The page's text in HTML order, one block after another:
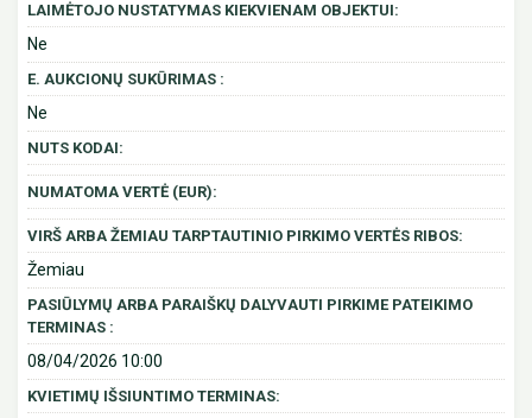
LAIMĖTOJO NUSTATYMAS KIEKVIENAM OBJEKTUI:
Ne
E. AUKCIONŲ SUKŪRIMAS :
Ne
NUTS KODAI:
NUMATOMA VERTĖ (EUR):
VIRŠ ARBA ŽEMIAU TARPTAUTINIO PIRKIMO VERTĖS RIBOS:
Žemiau
PASIŪLYMŲ ARBA PARAIŠKŲ DALYVAUTI PIRKIME PATEIKIMO
TERMINAS :
08/04/2026 10:00
KVIETIMŲ IŠSIUNTIMO TERMINAS: